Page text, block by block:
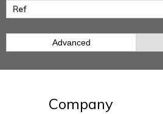
Advanced
Company